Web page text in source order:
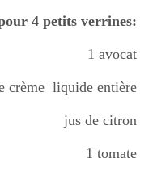
4 petits verrines:
1 avocat
crème liquide entière
jus de citron
1 tomate